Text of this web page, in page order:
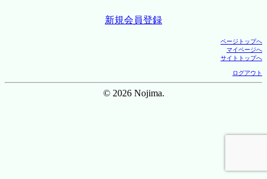
新規会員登録
ページトップへ
マイページへ
サイトトップへ
ログアウト
© 2026 Nojima.